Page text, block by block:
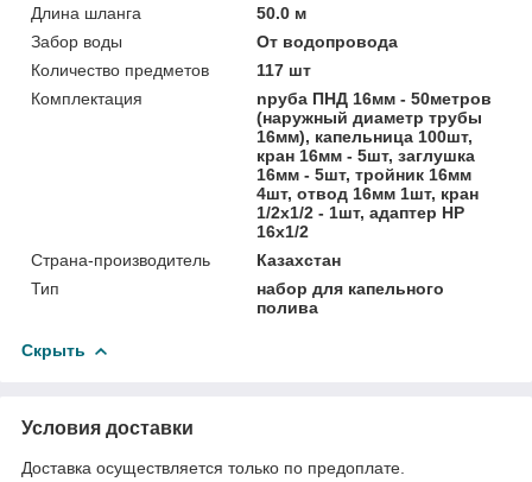
Длина шланга
50.0 м
Забор воды
От водопровода
Количество предметов
117 шт
Комплектация
nруба ПНД 16мм - 50метров
(наружный диаметр трубы
16мм), капельница 100шт,
кран 16мм - 5шт, заглушка
16мм - 5шт, тройник 16мм
4шт, отвод 16мм 1шт, кран
1/2х1/2 - 1шт, адаптер НР
16х1/2
Страна-производитель
Казахстан
Тип
набор для капельного
полива
Скрыть
Условия доставки
Доставка осуществляется только по предоплате.